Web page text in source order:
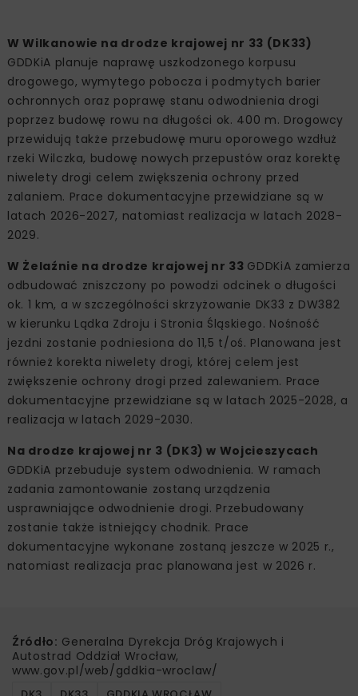
W Wilkanowie na drodze krajowej nr 33 (DK33)
GDDKiA planuje naprawę uszkodzonego korpusu
drogowego, wymytego pobocza i podmytych barier
ochronnych oraz poprawę stanu odwodnienia drogi
poprzez budowę rowu na długości ok. 400 m. Drogowcy
przewidują także przebudowę muru oporowego wzdłuż
rzeki Wilczka, budowę nowych przepustów oraz korektę
niwelety drogi celem zwiększenia ochrony przed
zalaniem. Prace dokumentacyjne przewidziane są w
latach 2026-2027, natomiast realizacja w latach 2028-
2029.
W Żelaźnie na drodze krajowej nr 33 GDDKiA zamierza
odbudować zniszczony po powodzi odcinek o długości
ok. 1 km, a w szczególności skrzyżowanie DK33 z DW382
w kierunku Lądka Zdroju i Stronia Śląskiego. Nośność
jezdni zostanie podniesiona do 11,5 t/oś. Planowana jest
również korekta niwelety drogi, której celem jest
zwiększenie ochrony drogi przed zalewaniem. Prace
dokumentacyjne przewidziane są w latach 2025-2028, a
realizacja w latach 2029-2030.
Na drodze krajowej nr 3 (DK3) w Wojcieszycach
GDDKiA przebuduje system odwodnienia. W ramach
zadania zamontowanie zostaną urządzenia
usprawniające odwodnienie drogi. Przebudowany
zostanie także istniejący chodnik. Prace
dokumentacyjne wykonane zostaną jeszcze w 2025 r.,
natomiast realizacja prac planowana jest w 2026 r.
Źródło: Generalna Dyrekcja Dróg Krajowych i
Autostrad Oddział Wrocław,
www.gov.pl/web/gddkia-wroclaw/